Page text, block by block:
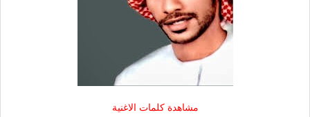
مشاهدة كلمات الاغنية